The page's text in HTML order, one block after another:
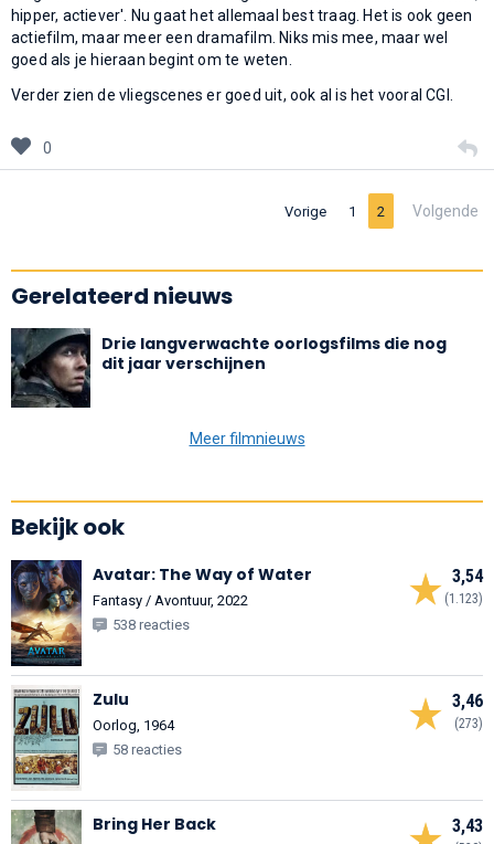
hipper, actiever'. Nu gaat het allemaal best traag. Het is ook geen
actiefilm, maar meer een dramafilm. Niks mis mee, maar wel
goed als je hieraan begint om te weten.
Verder zien de vliegscenes er goed uit, ook al is het vooral CGI.
0
Vorige 1 2 Volgende
Gerelateerd nieuws
Drie langverwachte oorlogsfilms die nog
dit jaar verschijnen
Meer filmnieuws
Bekijk ook
3,54
(1.123)
Avatar: The Way of Water
Fantasy / Avontuur, 2022
538 reacties
3,46
(273)
Zulu
Oorlog, 1964
58 reacties
3,43
Bring Her Back